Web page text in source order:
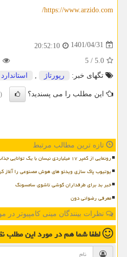
https://www.arzido.com
/
1401/04/31
20:52:10
5.0
/
5
تگهای خبر:
رپورتاژ استاندارد
این مطلب را می پسندید؟ (1)
تازه ترین مطالب مرتبط
رونمایی از کمپر ۱۷ میلیاردی نیسان با یک توانایی جذاب
یوتیوب پاک سازی ویدئو های هوش مصنوعی را آغاز
خبر بد برای طرفداران گوشی تاشوی سامسونگ
معرفی رضوانی دون
نظرات بینندگان مینی کامپیوتر در
لطفا شما همدر مورد این مطلب